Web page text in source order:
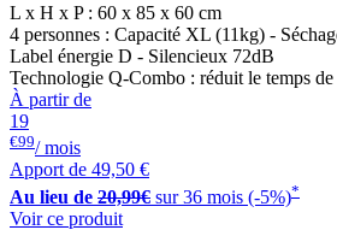
L x H x P : 60 x 85 x 60 cm
4 personnes : Capacité XL (11kg) -
Label énergie D - Silencieux 72dB
Technologie Q-Combo : réduit le temps de
À partir de
19
€99/ mois
Apport de 49,50 €
Au lieu de 20,99€ sur 36 mois (-5%)*
Voir ce produit